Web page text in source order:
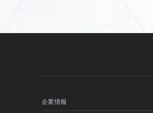
クッキー (cookie)、ウェブビー
取得した個人情報については
URL：https://www.si-soken.jp/
企業情報